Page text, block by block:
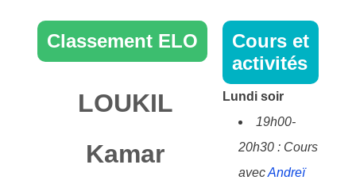
Classement ELO
LOUKIL
Kamar
Cours et
activités
Lundi soir
19h00-
20h30 : Cours
avecAndreï